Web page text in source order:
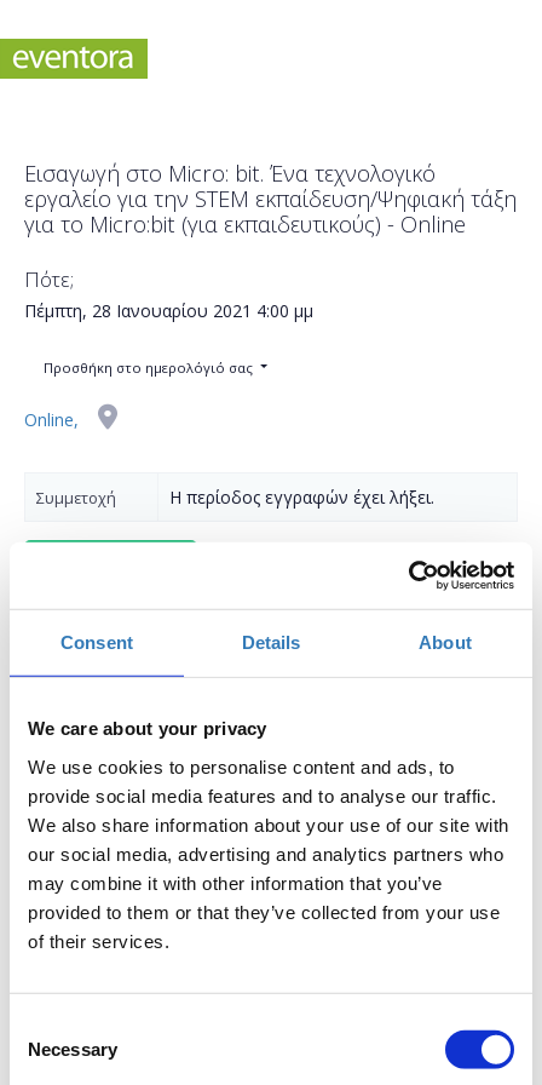
Consent Details About
We care about your privacy
We use cookies to personalise content and ads, to
provide social media features and to analyse our traffic.
We also share information about your use of our site with
our social media, advertising and analytics partners who
may combine it with other information that you’ve
provided to them or that they’ve collected from your use
of their services.
Selection
Necessary
Εισαγωγή στο Micro: bit. Ένα τεχνολογικό
εργαλείο για την STEM εκπαίδευση/Ψηφιακή τάξη
για το Micro:bit (για εκπαιδευτικούς) - Online
Πότε;
Πέμπτη, 28 Ιανουαρίου 2021 4:00 μμ
Προσθήκη στο ημερολόγιό σας
Online,
Συμμετοχή Η περίοδος εγγραφών έχει λήξει.
Το σεμινάριο απευθύνεται σε εκπαιδευτικούς Α/θμιας και
Β/θμιας Εκπαίδευσης (Δημόσιας και Ιδιωτικής), οι οποίοι
επιθυμούν να γνωρίσουν τις βασικές διαστάσεις του
STEM περιεχομένου και του STEM πλαισίου. Στο
σεμινάριο θα γίνει παρουσίαση του Micro:bit και οι
συμμετέχοντες θα υλοποιήσουν τα δικά τους project με το
Micro:bit. Επίσης, θα αναλυθεί ο τρόπος δημιουργίας και
διαχείρισης ψηφιακής τάξης για το Micro:bit.
χρήση δύο οθονών για την καλύτερη διεξαγωγή του
σεμιναρίου, μία για την παρακολούθηση του σεμιναρίου